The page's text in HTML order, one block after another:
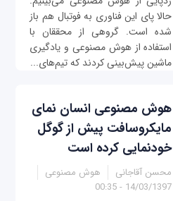
حالا پای این فناوری به فوتبال هم باز
شده است. گروهی از محققان با
استفاده از هوش مصنوعی و یادگیری
ماشین پیش‌بینی کردند که تیم‌های...
هوش مصنوعی انسان نمای
مایکروسافت پیش از گوگل
خودنمایی ‎کرده است
محسن آقاجانی
هوش مصنوعی
14/03/1397 - 00:35